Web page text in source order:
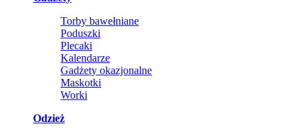
Torby bawełniane
Poduszki
Plecaki
Kalendarze
Gadżety okazjonalne
Maskotki
Worki
Odzież